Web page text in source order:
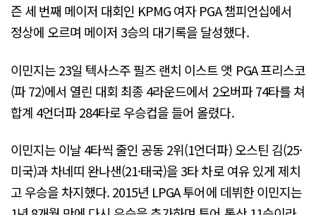
즌 세 번째 메이저 대회인 KPMG 여자 PGA 챔피언십에서
정상에 오르며 메이저 3승의 대기록을 달성했다.
이민지는 23일 텍사스주 필즈 랜치 이스트 앳 PGA 프리스코
(파 72)에서 열린 대회 최종 4라운드에서 2오버파 74타를 쳐
합계 4언더파 284타로 우승컵을 들어 올렸다.
이민지는 이날 4타씩 줄인 공동 2위(1언더파) 오스틴 김(25·
미국)과 차네띠 완나샌(21·태국)을 3타 차로 여유 있게 제치
고 우승을 차지했다. 2015년 LPGA 투어에 데뷔한 이민지는